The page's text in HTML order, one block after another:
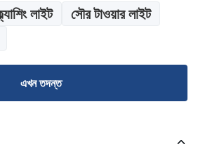
লাইট
সৌর টাওয়ার লাইট
এখন তদন্ত